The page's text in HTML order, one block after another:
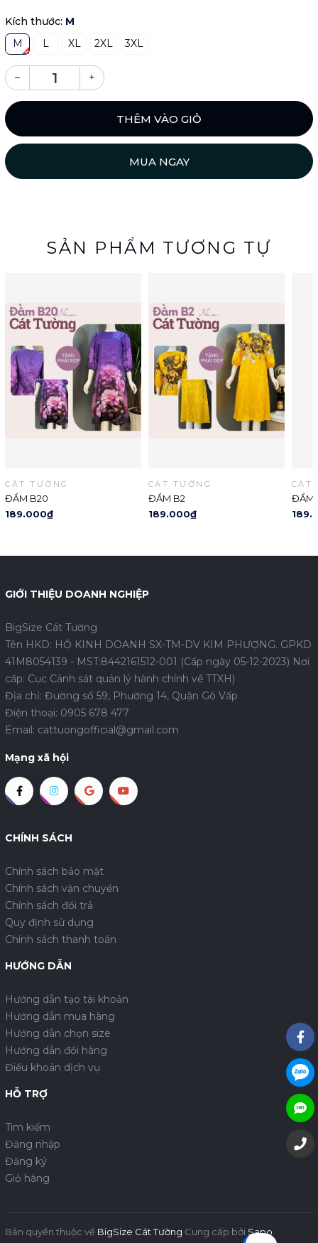
Kích thước: M
M
L XL 2XL 3XL
– +
THÊM VÀO GIỎ
MUA NGAY
SẢN PHẨM TƯƠNG TỰ
CÁT TƯỜNG
ĐẦM B20
189.000₫
CÁT TƯỜNG
ĐẦM B2
189.000₫
CÁT
ĐẦM
GIỚI THIỆU DOANH NGHIỆP
BigSize Cát Tường
Tên HKD: HỘ KINH DOANH SX-TM-DV KIM PHƯỢNG. GPKD
41M8054139 - MST:8442161512-001 (Cấp ngày 05-12-2023) Nơi
cấp: Cục Cảnh sát quản lý hành chính về TTXH)
Địa chỉ: Đường số 59, Phường 14, Quận Gò Vấp
Điện thoại: 0905 678 477
Email: cattuongofficial@gmail.com
Mạng xã hội
CHÍNH SÁCH
Chính sách bảo mật
Chính sách vận chuyển
Chính sách đổi trả
Quy định sử dụng
Chính sách thanh toán
HƯỚNG DẪN
Hướng dẫn tạo tài khoản
Hướng dẫn mua hàng
Hướng dẫn chọn size
Hướng dẫn đổi hàng
Điều khoản dịch vụ
HỖ TRỢ
Tìm kiếm
Đăng nhập
Đăng ký
Giỏ hàng
Bản quyền thuộc về BigSize Cát Tường Cung cấp bởi Sapo